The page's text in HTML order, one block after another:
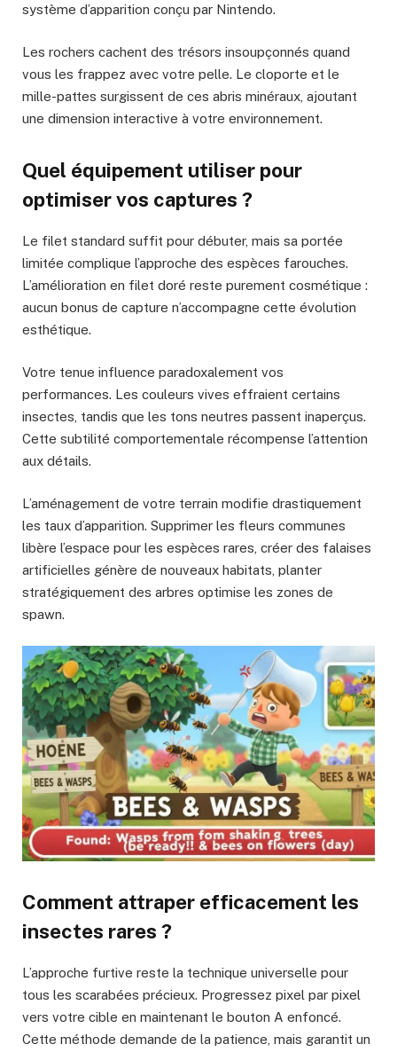
système d’apparition conçu par Nintendo.
Les rochers cachent des trésors insoupçonnés quand
vous les frappez avec votre pelle. Le cloporte et le
mille-pattes surgissent de ces abris minéraux, ajoutant
une dimension interactive à votre environnement.
Quel équipement utiliser pour
optimiser vos captures ?
Le filet standard suffit pour débuter, mais sa portée
limitée complique l’approche des espèces farouches.
L’amélioration en filet doré reste purement cosmétique :
aucun bonus de capture n’accompagne cette évolution
esthétique.
Votre tenue influence paradoxalement vos
performances. Les couleurs vives effraient certains
insectes, tandis que les tons neutres passent inaperçus.
Cette subtilité comportementale récompense l’attention
aux détails.
L’aménagement de votre terrain modifie drastiquement
les taux d’apparition. Supprimer les fleurs communes
libère l’espace pour les espèces rares, créer des falaises
artificielles génère de nouveaux habitats, planter
stratégiquement des arbres optimise les zones de
spawn.
Comment attraper efficacement les
insectes rares ?
L’approche furtive reste la technique universelle pour
tous les scarabées précieux. Progressez pixel par pixel
vers votre cible en maintenant le bouton A enfoncé.
Cette méthode demande de la patience, mais garantit un